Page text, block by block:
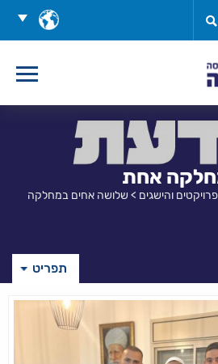
בחר
שפה
אחת
והישגים > שלושה אחים במחלקה
תפריט